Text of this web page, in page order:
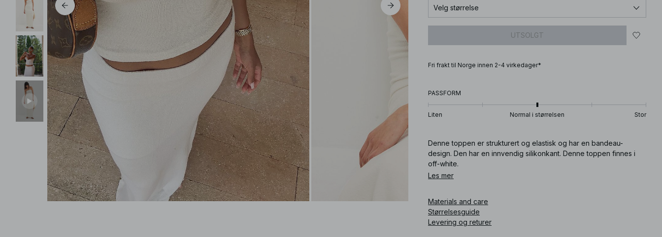
Velg størrelse
UTSOLGT
Fri frakt til Norge innen 2-4 virkedager*
PASSFORM
Liten Normal i størrelsen Stor
Denne toppen er strukturert og elastisk og har en bandeau-
design. Den har en innvendig silikonkant. Denne toppen finnes i
off-white.
Les mer
Materials and care
Størrelsesguide
Levering og returer